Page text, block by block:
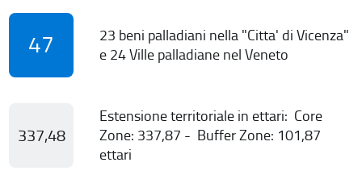
47
23 beni palladiani nella "Citta' di Vicenza"
e 24 Ville palladiane nel Veneto
337,48
Estensione territoriale in ettari: Core
Zone: 337,87 - Buffer Zone: 101,87
ettari